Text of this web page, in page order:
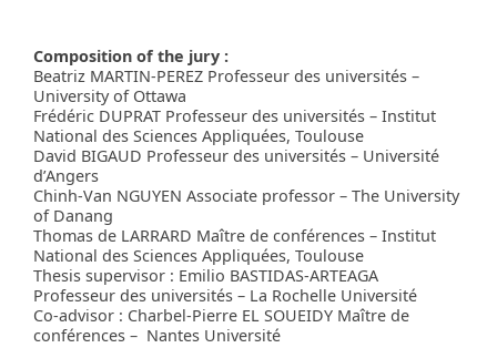
Composition of the jury :
Beatriz MARTIN-PEREZ Professeur des universités –
University of Ottawa
Frédéric DUPRAT Professeur des universités – Institut
National des Sciences Appliquées, Toulouse
David BIGAUD Professeur des universités – Université
d’Angers
Chinh-Van NGUYEN Associate professor – The University
of Danang
Thomas de LARRARD Maître de conférences – Institut
National des Sciences Appliquées, Toulouse
Thesis supervisor : Emilio BASTIDAS-ARTEAGA
Professeur des universités – La Rochelle Université
Co-advisor : Charbel-Pierre EL SOUEIDY Maître de
conférences – Nantes Université